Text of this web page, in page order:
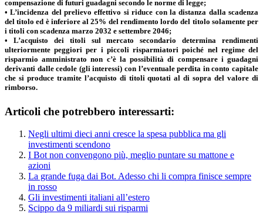
compensazione di futuri guadagni secondo le norme di legge;
• L’incidenza del prelievo effettivo si riduce con la distanza dalla scadenza
del titolo ed è inferiore al 25% del rendimento lordo del titolo solamente per
i titoli con scadenza marzo 2032 e settembre 2046;
• L’acquisto dei titoli sul mercato secondario determina rendimenti
ulteriormente peggiori per i piccoli risparmiatori poiché nel regime del
risparmio amministrato non c’è la possibilità di compensare i guadagni
derivanti dalle cedole (gli interessi) con l’eventuale perdita in conto capitale
che si produce tramite l’acquisto di titoli quotati al di sopra del valore di
rimborso.
Articoli che potrebbero interessarti:
Negli ultimi dieci anni cresce la spesa pubblica ma gli
investimenti scendono
I Bot non convengono più, meglio puntare su mattone e
azioni
La grande fuga dai Bot. Adesso chi li compra finisce sempre
in rosso
Gli investimenti italiani all’estero
Scippo da 9 miliardi sui risparmi